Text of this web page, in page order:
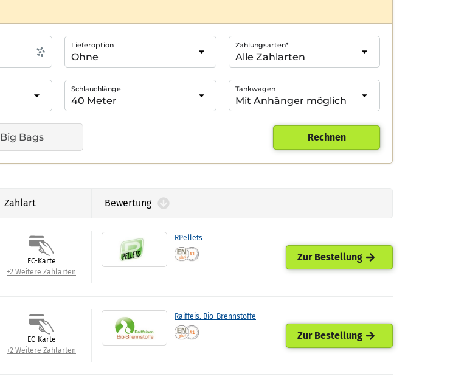
Big Bags
Lieferoption Zahlungsarten*
Schlauchlänge Tankwagen
Rechnen
Zahlart Bewertung
RPellets
EC-Karte
+2 Weitere Zahlarten
Zur Bestellung
Raiffeis. Bio-Brennstoffe
EC-Karte
+2 Weitere Zahlarten
Zur Bestellung